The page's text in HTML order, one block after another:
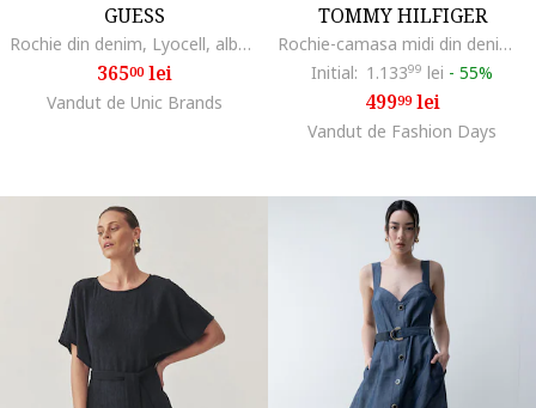
GUESS
Rochie din denim, Lyocell, albastru, Albastru
36500lei
Vandut de Unic Brands
TOMMY HILFIGER
Rochie-camasa midi din denim, Albastru deschis
Initial: 1.13399 lei - 55%
49999lei
Vandut de Fashion Days